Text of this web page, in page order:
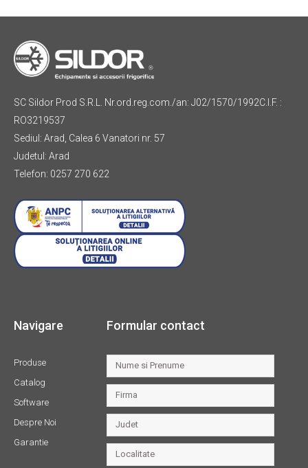
SC Sildor Prod S.R.L. Nr.ord.reg.com./an: J02/1570/1992C.I.F. :
RO3219537
Sediul: Arad, Calea 6 Vanatori nr. 57
Judetul: Arad
Telefon: 0257 270 622
Navigare
Produse
Catalog
Software
Despre Noi
Garantie
Formular contact